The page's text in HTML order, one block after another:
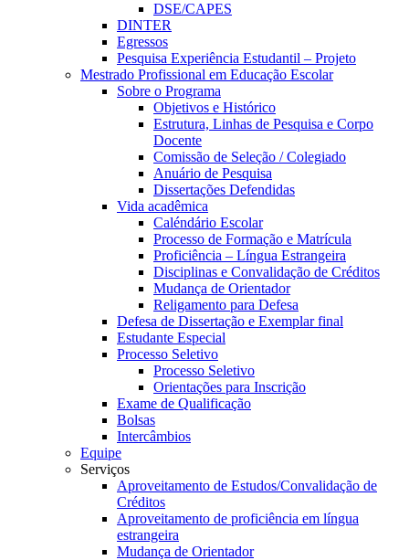
DSE/CAPES
DINTER
Egressos
Pesquisa Experiência Estudantil – Projeto
Mestrado Profissional em Educação Escolar
Sobre o Programa
Objetivos e Histórico
Estrutura, Linhas de Pesquisa e Corpo
Docente
Comissão de Seleção / Colegiado
Anuário de Pesquisa
Dissertações Defendidas
Vida acadêmica
Caléndário Escolar
Processo de Formação e Matrícula
Proficiência – Língua Estrangeira
Disciplinas e Convalidação de Créditos
Mudança de Orientador
Religamento para Defesa
Defesa de Dissertação e Exemplar final
Estudante Especial
Processo Seletivo
Processo Seletivo
Orientações para Inscrição
Exame de Qualificação
Bolsas
Intercâmbios
Equipe
Serviços
Aproveitamento de Estudos/Convalidação de
Créditos
Aproveitamento de proficiência em língua
estrangeira
Mudança de Orientador